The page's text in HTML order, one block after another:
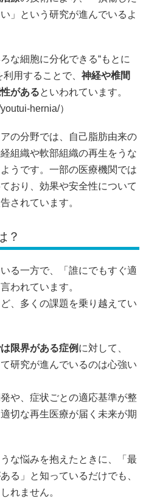
」という研究が進んでいるよ
な細胞に分化できる“もとに
用することで、 神経や椎間
があるといわれています。
hernia/）
の分野では、自己脂肪由来の
組織や軟部組織の再生をうな
うです。一部の医療機関では
おり、効果や安全性について
されています。
？
る一方で、「誰にでもすぐ適
われています。
、多くの課題を乗り越えてい
限界がある症例 に対して、
研究が進んでいるのは心強い
や、症状ごとの適応基準が整
切な再生医療が届く未来が期
な悩みを抱えたときに、「最
る」と知っているだけでも、
れません。